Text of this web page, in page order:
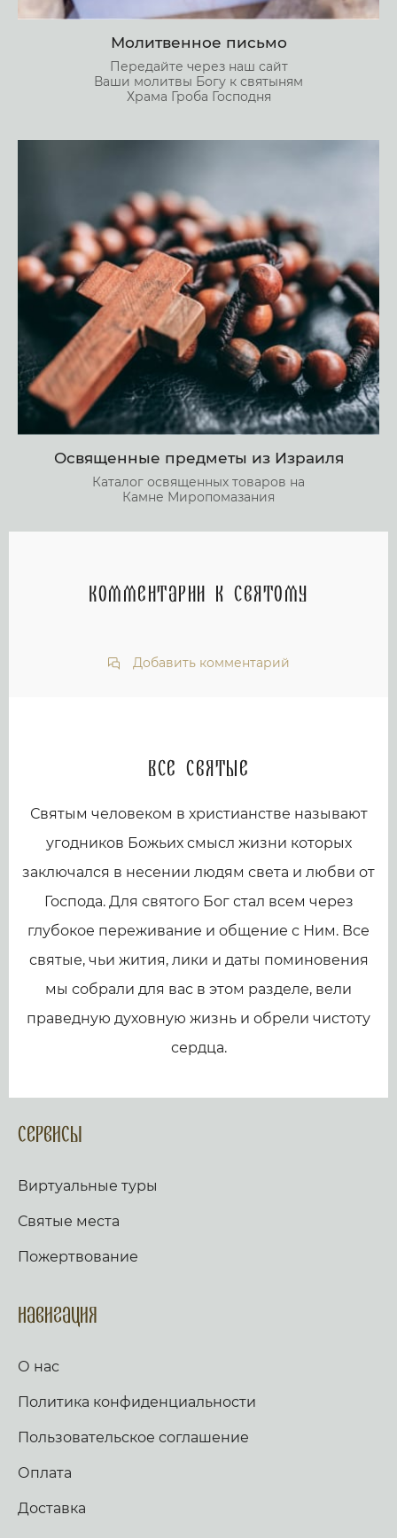
Молитвенное письмо
Передайте через наш сайт
Ваши молитвы Богу к святыням
Храма Гроба Господня
Освященные предметы из Израиля
Каталог освященных товаров на
Камне Миропомазания
Комментарии к святому
Добавить комментарий
Все святые
Святым человеком в христианстве называют
угодников Божьих смысл жизни которых
заключался в несении людям света и любви от
Господа. Для святого Бог стал всем через
глубокое переживание и общение с Ним. Все
святые, чьи жития, лики и даты поминовения
мы собрали для вас в этом разделе, вели
праведную духовную жизнь и обрели чистоту
сердца.
Сервисы
Виртуальные туры
Святые места
Пожертвование
Навигация
О нас
Политика конфиденциальности
Пользовательское соглашение
Оплата
Доставка